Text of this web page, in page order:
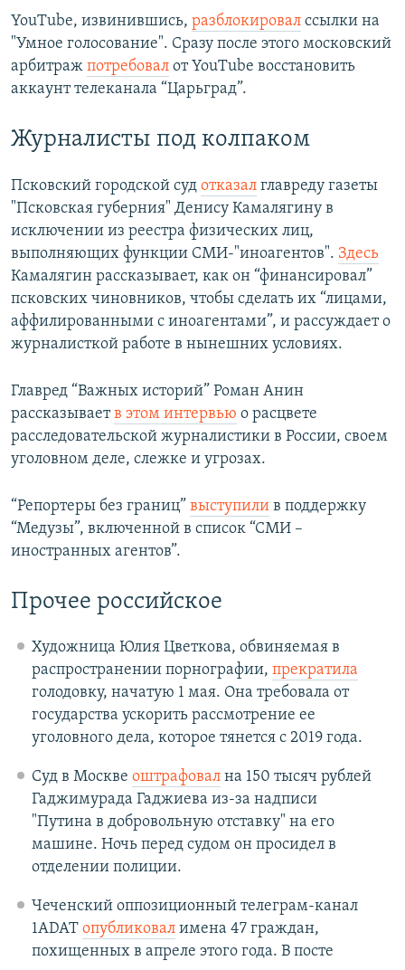
YouTube, извинившись, разблокировал ссылки на
"Умное голосование". Сразу после этого московский
арбитраж потребовал от YouTube восстановить
аккаунт телеканала “Царьград”.
Журналисты под колпаком
Псковский городской суд отказал главреду газеты
"Псковская губерния" Денису Камалягину в
исключении из реестра физических лиц,
выполняющих функции СМИ-"иноагентов". Здесь
Камалягин рассказывает, как он “финансировал”
псковских чиновников, чтобы сделать их “лицами,
аффилированными с иноагентами”, и рассуждает о
журналисткой работе в нынешних условиях.
Главред “Важных историй” Роман Анин
рассказываетв этом интервью о расцвете
расследовательской журналистики в России, своем
уголовном деле, слежке и угрозах.
“Репортеры без границ” выступили в поддержку
“Медузы”, включенной в список “СМИ –
иностранных агентов”.
Прочее российское
Художница Юлия Цветкова, обвиняемая в
распространении порнографии, прекратила
голодовку, начатую 1 мая. Она требовала от
государства ускорить рассмотрение ее
уголовного дела, которое тянется с 2019 года.
Суд в Москве оштрафовална 150 тысяч рублей
Гаджимурада Гаджиева из-за надписи
"Путина в добровольную отставку" на его
машине. Ночь перед судом он просидел в
отделении полиции.
Чеченский оппозиционный телеграм-канал
1ADAT опубликовалимена 47 граждан,
похищенных в апреле этого года. В посте